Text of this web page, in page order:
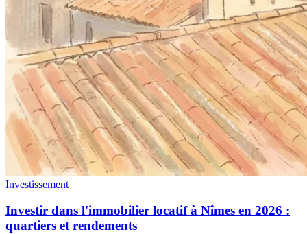
Investissement
Investir dans l'immobilier locatif à Nîmes en 2026 :
quartiers et rendements